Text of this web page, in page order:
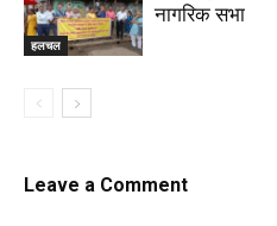
हलचल
नागरिक सभा
Leave a Comment